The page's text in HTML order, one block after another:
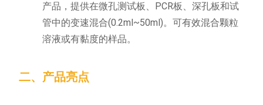
产品，提供在微孔测试板、PCR板、深孔板和试
管中的变速混合(0.2ml~50ml)。可有效混合颗粒
溶液或有黏度的样品。
二、产品亮点